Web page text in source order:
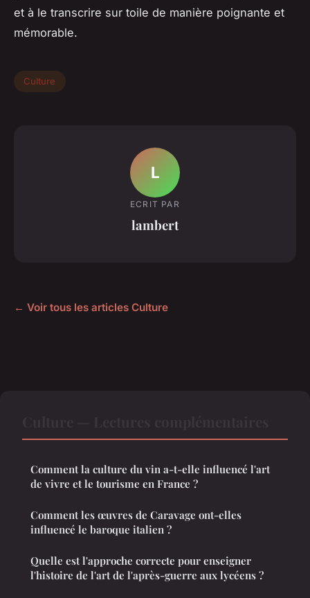
et à le transcrire sur toile de manière poignante et
mémorable.
Culture
L
ECRIT PAR
lambert
← Voir tous les articles Culture
Comment la culture du vin a-t-elle influencé l'art
de vivre et le tourisme en France ?
Comment les œuvres de Caravage ont-elles
influencé le baroque italien ?
Quelle est l'approche correcte pour enseigner
l'histoire de l'art de l'après-guerre aux lycéens ?